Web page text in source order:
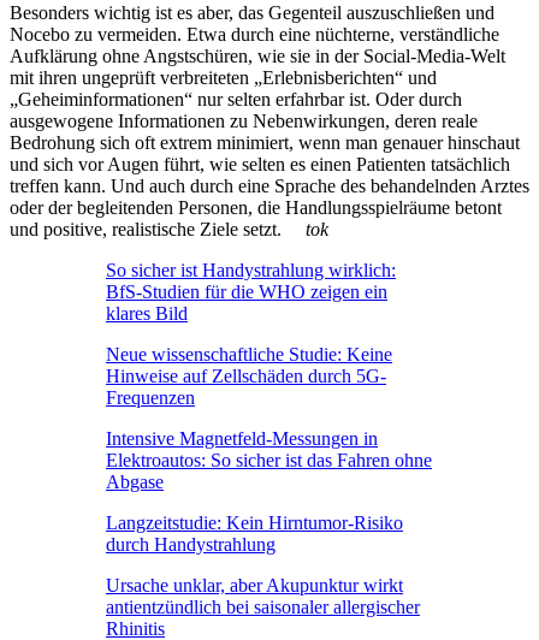
Besonders wichtig ist es aber, das Gegenteil auszuschließen und
Nocebo zu vermeiden. Etwa durch eine nüchterne, verständliche
Aufklärung ohne Angstschüren, wie sie in der Social-Media-Welt
mit ihren ungeprüft verbreiteten „Erlebnisberichten“ und
„Geheiminformationen“ nur selten erfahrbar ist. Oder durch
ausgewogene Informationen zu Nebenwirkungen, deren reale
Bedrohung sich oft extrem minimiert, wenn man genauer hinschaut
und sich vor Augen führt, wie selten es einen Patienten tatsächlich
treffen kann. Und auch durch eine Sprache des behandelnden Arztes
oder der begleitenden Personen, die Handlungsspielräume betont
und positive, realistische Ziele setzt. tok
So sicher ist Handystrahlung wirklich:
BfS-Studien für die WHO zeigen ein
klares Bild
Neue wissenschaftliche Studie: Keine
Hinweise auf Zellschäden durch 5G-
Frequenzen
Intensive Magnetfeld-Messungen in
Elektroautos: So sicher ist das Fahren ohne
Abgase
Langzeitstudie: Kein Hirntumor-Risiko
durch Handystrahlung
Ursache unklar, aber Akupunktur wirkt
antientzündlich bei saisonaler allergischer
Rhinitis